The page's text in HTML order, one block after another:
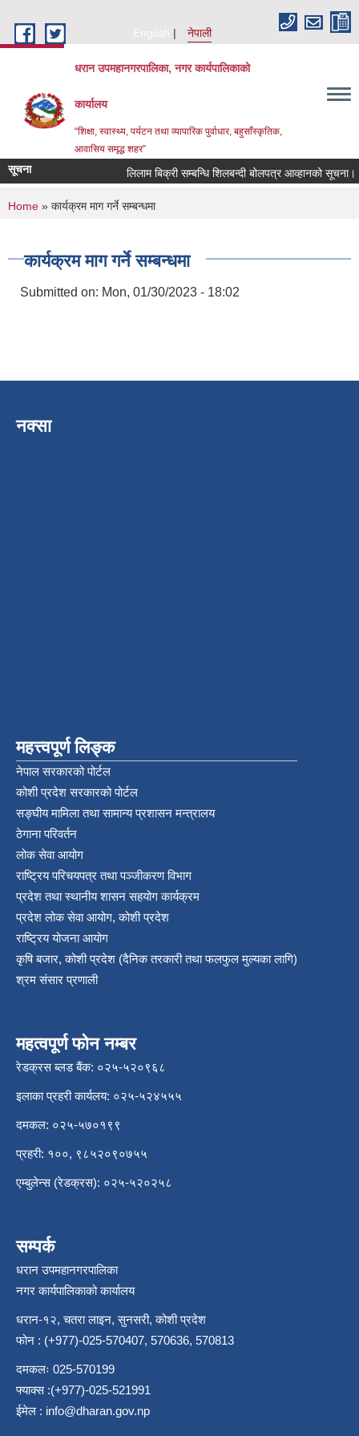
English
नेपाली
धरान उपमहानगरपालिका, नगर कार्यपालिकाको
कार्यालय
“शिक्षा, स्वास्थ्य, पर्यटन तथा व्यापारिक पुर्वाधार, बहुसाँस्कृतिक,
आवासिय समृद्ध शहर”
सूचना लिलाम बिक्री सम्बन्धि शिलबन्दी बोलपत्र आव्हानको सूचना।
You are here
Home » कार्यक्रम माग गर्ने सम्बन्धमा
कार्यक्रम माग गर्ने सम्बन्धमा
Submitted on: Mon, 01/30/2023 - 18:02
नक्सा
महत्त्वपूर्ण लिङ्क
नेपाल सरकारको पोर्टल
कोशी प्रदेश सरकारको पोर्टल
सङ्‍घीय मामिला तथा सामान्य प्रशासन मन्त्रालय
ठेगाना परिवर्तन
लोक सेवा आयोग
राष्ट्रिय परिचयपत्र तथा पञ्‍जीकरण विभाग
प्रदेश तथा स्थानीय शासन सहयोग कार्यक्रम
प्रदेश लोक सेवा आयोग, कोशी प्रदेश
राष्ट्रिय योजना आयोग
कृषि बजार, कोशी प्रदेश (दैनिक तरकारी तथा फलफुल मुल्यका लागि)
श्रम संसार प्रणाली
महत्वपूर्ण फोन नम्बर
रेडक्रस ब्लड बैंक: ०२५-५२०९६८
इलाका प्रहरी कार्यलय: ०२५-५२४५५५
दमकल: ०२५-५७०१९९
प्रहरी: १००, ९८५२०९०७५५
एम्बुलेन्स (रेडक्रस): ०२५-५२०२५८
सम्पर्क
धरान उपमहानगरपालिका
नगर कार्यपालिकाको कार्यालय
धरान-१२, चतरा लाइन, सुनसरी, कोशी प्रदेश
फोन : (+977)-025-570407, 570636, 570813
दमकलः 025-570199
फ्याक्स :(+977)-025-521991
ईमेल : info@dharan.gov.np